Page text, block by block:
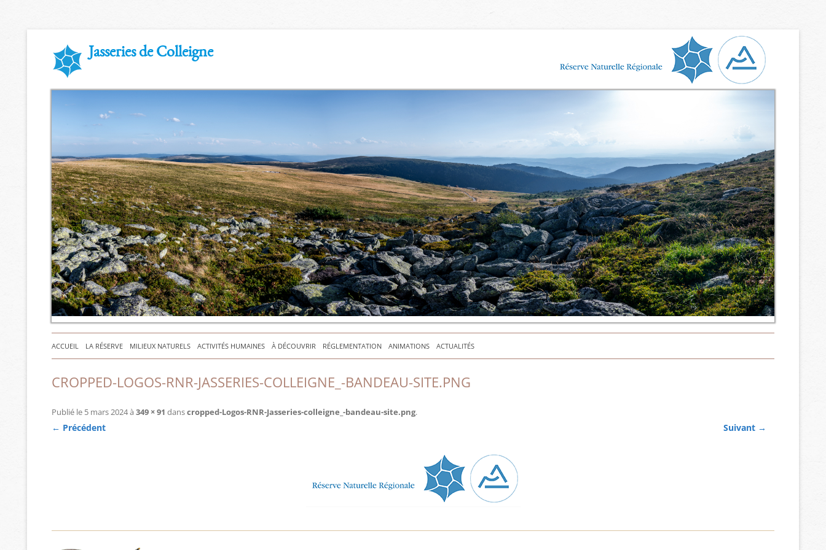
Jasseries de Colleigne
ACCUEIL LA RÉSERVE MILIEUX NATURELS ACTIVITÉS HUMAINES À DÉCOUVRIR RÉGLEMENTATION ANIMATIONS ACTUALITÉS
CROPPED-LOGOS-RNR-JASSERIES-COLLEIGNE_-BANDEAU-SITE.PNG
Publié le 5 mars 2024à 349 × 91 danscropped-Logos-RNR-Jasseries-colleigne_-bandeau-site.png.
← Précédent Suivant →